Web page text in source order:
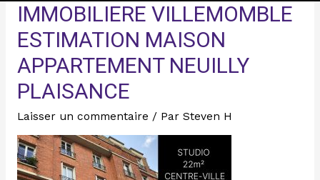
IMMOBILIERE VILLEMOMBLE
ESTIMATION MAISON
APPARTEMENT NEUILLY
PLAISANCE
Laisser un commentaire / Par Steven H